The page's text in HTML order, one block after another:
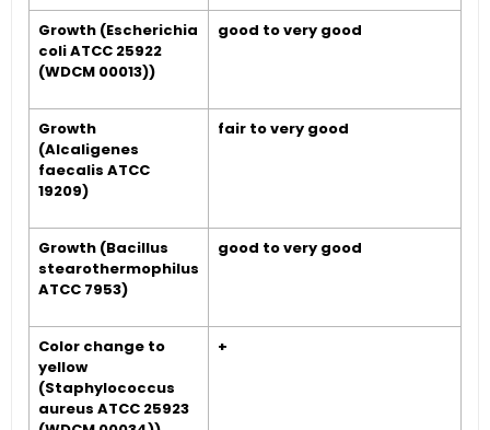
Growth (Escherichia
coli ATCC 25922
(WDCM 00013))
good to very good
Growth
(Alcaligenes
faecalis ATCC
19209)
fair to very good
Growth (Bacillus
stearothermophilus
ATCC 7953)
good to very good
Color change to
yellow
(Staphylococcus
aureus ATCC 25923
+